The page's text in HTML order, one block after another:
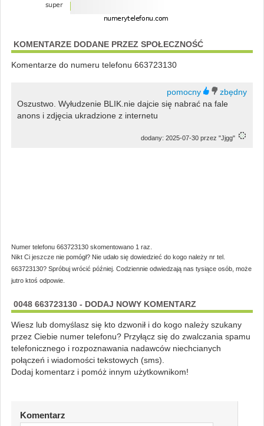
KOMENTARZE DODANE PRZEZ SPOŁECZNOŚĆ
Komentarze do numeru telefonu 663723130
Oszustwo. Wyłudzenie BLIK.nie dajcie się nabrać na fale
anons i zdjęcia ukradzione z internetu
dodany: 2025-07-30 przez "Jjgg"
Numer telefonu 663723130 skomentowano 1 raz.
Nikt Ci jeszcze nie pomógł? Nie udało się dowiedzieć do kogo należy nr tel.
663723130? Spróbuj wrócić później. Codziennie odwiedzają nas tysiące osób, może
jutro ktoś odpowie.
0048 663723130 - DODAJ NOWY KOMENTARZ
Wiesz lub domyślasz się kto dzwonił i do kogo należy szukany
przez Ciebie numer telefonu? Przyłącz się do zwalczania spamu
telefonicznego i rozpoznawania nadawców niechcianych
połączeń i wiadomości tekstowych (sms).
Dodaj komentarz i pomóż innym użytkownikom!
Komentarz